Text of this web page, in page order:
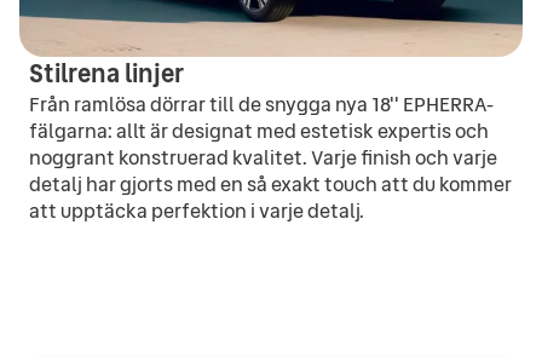
Stilrena linjer
Från ramlösa dörrar till de snygga nya 18'' EPHERRA-
fälgarna: allt är designat med estetisk expertis och
noggrant konstruerad kvalitet. Varje finish och varje
detalj har gjorts med en så exakt touch att du kommer
att upptäcka perfektion i varje detalj.